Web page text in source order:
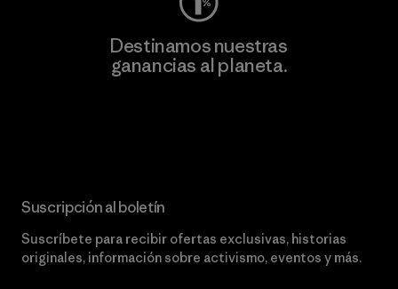
Destinamos nuestras
ganancias al planeta.
Suscripción al boletín
Suscríbete para recibir ofertas exclusivas, historias
originales, información sobre activismo, eventos y más.